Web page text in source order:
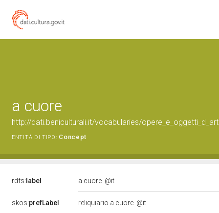
a cuore
http://dati.beniculturali.it/vocabularies/
ENTITÀ DI TIPO: Concept
rdfs: label a cuore @it
skos:prefLabel reliquiario a cuore @it